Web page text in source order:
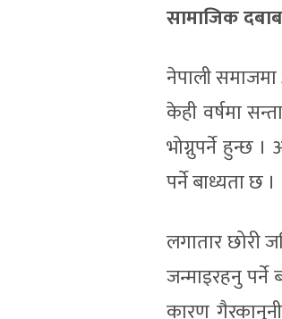
सामाजिक दबाब
नेपाली
केही वर्षमा
भोग्नुपर्ने हुन्छ
पर्ने बाध्यता छ ।
लगातार छोरी
जन्माइरहनु
कारण